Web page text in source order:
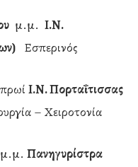
μ.μ.Ι.Ν.
Εσπερινός
πρωίΙ.Ν. Πορταΐτισσας
– Χειροτονία
μ.μ.Πανηγυρίστρα